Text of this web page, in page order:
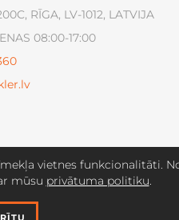
RĪGA, LV-1012, LATVIJA
08:00-17:00
vietnes funkcionalitāti.
mūsu privātuma politiku